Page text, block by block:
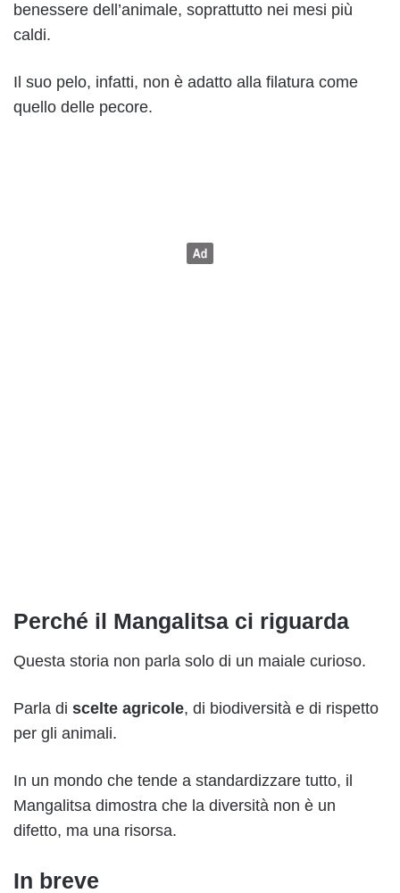
benessere dell’animale, soprattutto nei mesi più
caldi.
Il suo pelo, infatti, non è adatto alla filatura come
quello delle pecore.
Perché il Mangalitsa ci riguarda
Questa storia non parla solo di un maiale curioso.
Parla di scelte agricole, di biodiversità e di rispetto
per gli animali.
In un mondo che tende a standardizzare tutto, il
Mangalitsa dimostra che la diversità non è un
difetto, ma una risorsa.
In breve